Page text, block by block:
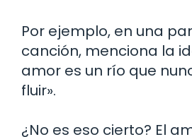
Por ejemplo, en una
canción, menciona la
amor es un río que
fluir».
¿No es eso cierto? El